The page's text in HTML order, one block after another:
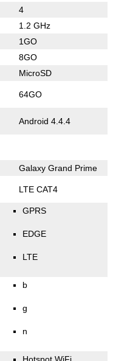
4
1.2 GHz
1GO
8GO
MicroSD
64GO
Android 4.4.4
Galaxy Grand Prime
LTE CAT4
GPRS
EDGE
LTE
b
g
n